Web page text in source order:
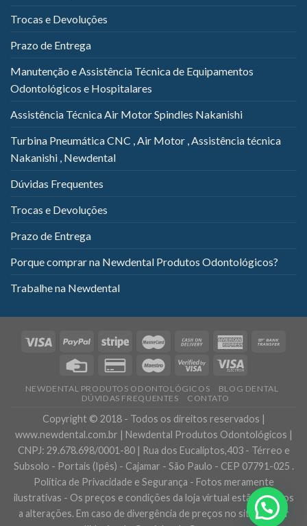
Trocas e Devoluções
Prazo de Entrega
Manutenção e Assistência Técnica de Equipamentos
Odontológicos e Hospitalares
Assistência Técnica Air Motor Spindles Nakanishi
Turbina Pneumática CNC , Air Motor , Assistência técnica
Nakanishi , Newdental
Dúvidas Frequentes
Trocas e Devoluções
Prazo de Entrega
Porque comprar na Newdental Produtos Odontológicos?
Trabalhe na Newdental
NEWDENTAL PRODUTOS ODONTOLÓGICOS
BLOG DENTAL
DÚVIDAS FREQUENTES
CONTATO
Copyright © 2018 - Todos os direitos reservados |
www.newdental.com.br | Newdental Produtos Odontológicos |
CNPJ: 29.678.698/0001-80 | Rua dos Eucaliptos,403 - Térreo e
Subsolo - Portais (Ipês) - Cajamar - São Paulo - CEP 07791-025 .
Política de Privacidade e Segurança - Fotos meramente
ilustrativas - Os preços e condições da loja virtual estão sujeitos
a alterações. Em caso de divergência de preços no site, o valor